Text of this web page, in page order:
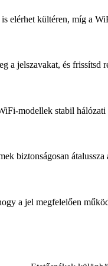
kültéren, míg a
jelszavakat, és frissítsd
modellek stabil
biztonságosan
a jel megfelelően